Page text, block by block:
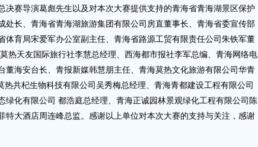
决赛导演葛彪先生以及对本次大赛提供支持的青海省青海湖景区保护
处长、青海省青海湖旅游集团有限公司房直董事长、青海省委宣传部
体育局宋爱军办公室副主任、青海省路源工贸有限责任公司朱铁军董
热天友国际旅行社李慧总经理、西海都市报社李军总编、青海网络电
董海安台长、青报新媒韩慧朋主任、青海莫热文化旅游有限公司华青
共杞生物科技有限公司吴秀梅总经理、青海青都建设工程有限公司
绿化有限公司 都浩庭总经理、青海正诚园林景观绿化工程有限公司陈
特大酒店周连峰总监。感谢以上单位对本次大赛的支持与关注，感谢